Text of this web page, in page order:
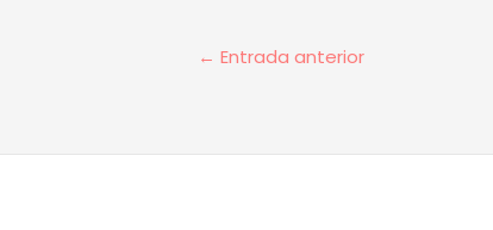
Navegación
← Entrada anterior